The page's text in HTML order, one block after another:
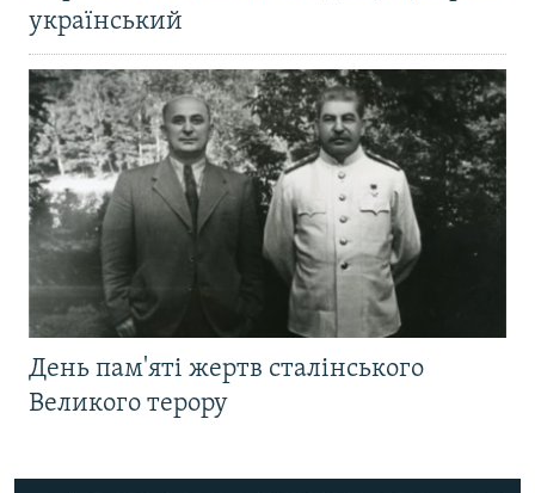
український
День пам'яті жертв сталінського
Великого терору